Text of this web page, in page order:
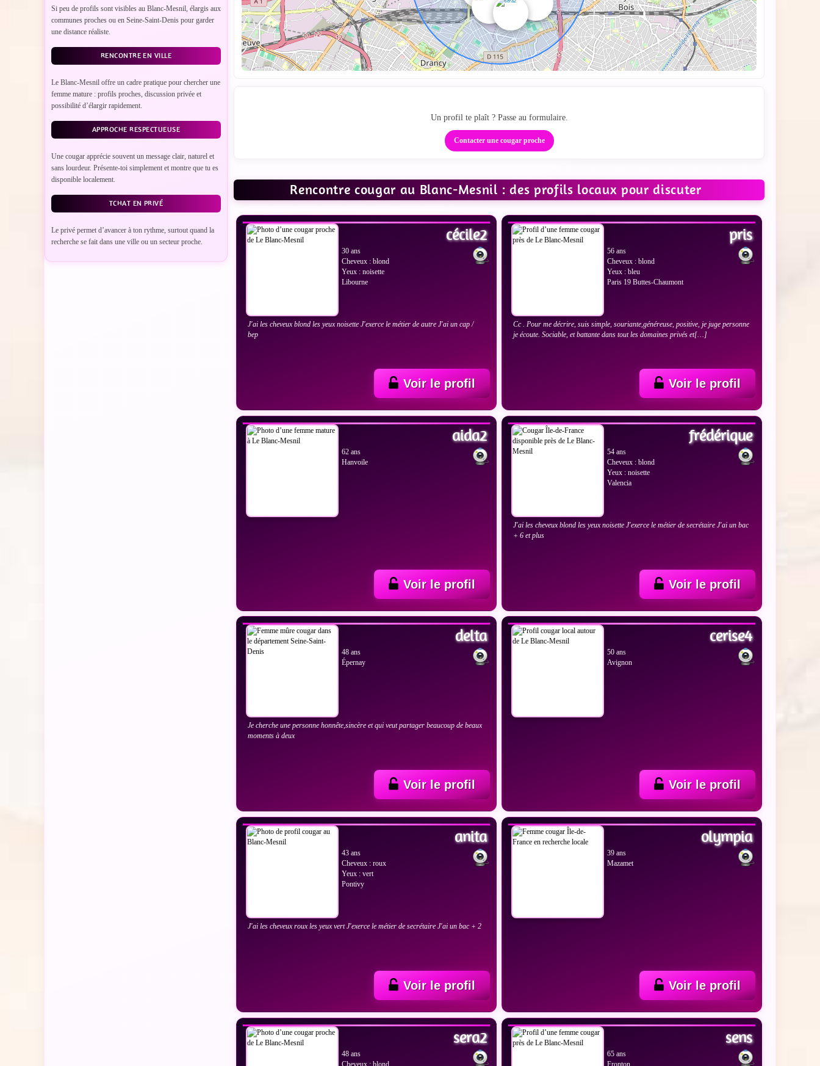
Si peu de profils sont visibles au Blanc-Mesnil, élargis aux
communes proches ou en Seine-Saint-Denis pour garder
une distance réaliste.
RENCONTRE EN VILLE
Le Blanc-Mesnil offre un cadre pratique pour chercher une
femme mature : profils proches, discussion privée et
possibilité d’élargir rapidement.
APPROCHE RESPECTUEUSE
Une cougar apprécie souvent un message clair, naturel et
sans lourdeur. Présente-toi simplement et montre que tu es
disponible localement.
TCHAT EN PRIVÉ
Le privé permet d’avancer à ton rythme, surtout quand la
recherche se fait dans une ville ou un secteur proche.
Un profil te plaît ? Passe au formulaire.
Contacter une cougar proche
Rencontre cougar au Blanc-Mesnil : des profils locaux pour discuter
VOIR LES PHOTOS
cécile2
30 ans
Cheveux : blond
Yeux : noisette
Libourne
J'ai les cheveux blond les yeux noisette J'exerce le métier de autre J'ai un cap /
bep
Voir le profil
VOIR LES PHOTOS
pris
56 ans
Cheveux : blond
Yeux : bleu
Paris 19 Buttes-Chaumont
Cc . Pour me décrire, suis simple, souriante,généreuse, positive, je juge personne
je écoute. Sociable, et battante dans tout les domaines privés et[…]
Voir le profil
aida2
62 ans
Hanvoile
Voir le profil
VOIR LES PHOTOS
frédérique
54 ans
Cheveux : blond
Yeux : noisette
Valencia
J'ai les cheveux blond les yeux noisette J'exerce le métier de secrétaire J'ai un bac
+ 6 et plus
Voir le profil
VOIR LES PHOTOS
delta
48 ans
Épernay
Je cherche une personne honnête,sincère et qui veut partager beaucoup de beaux
moments à deux
Voir le profil
cerise4
50 ans
Avignon
Voir le profil
anita
43 ans
Cheveux : roux
Yeux : vert
Pontivy
J'ai les cheveux roux les yeux vert J'exerce le métier de secrétaire J'ai un bac + 2
Voir le profil
olympia
39 ans
Mazamet
Voir le profil
sera2
48 ans
Cheveux : blond
sens
65 ans
Fronton